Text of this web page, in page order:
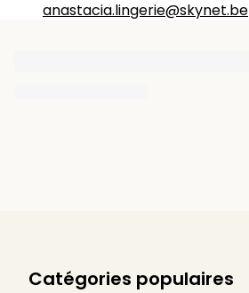
anastacia.lingerie@skynet.be
Catégories populaires